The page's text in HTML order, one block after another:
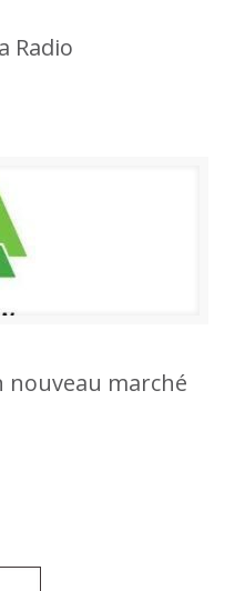
Radio
nouveau marché
nouveau marché